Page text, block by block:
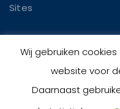
Sites
© 2026 Handelplaza.nl |
Wij gebruiken
website voor
Daarnaast